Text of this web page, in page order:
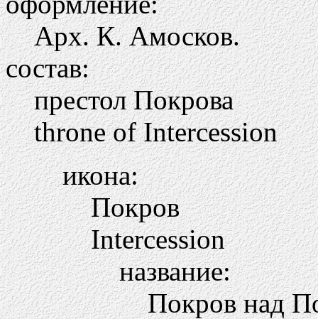
Арх. К. Амосков.
состав:
престол Покрова
throne of Intercession
икона:
Покров
Intercession
название:
Покров над